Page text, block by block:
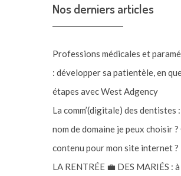
Nos derniers articles
Professions médicales et
: développer sa patientèle, en
étapes avec West Adgency
La comm’(digitale) des dentistes
nom de domaine je peux choisir ?
contenu pour mon site internet ?
LA RENTRÉE 💼 DES MARIÉS :